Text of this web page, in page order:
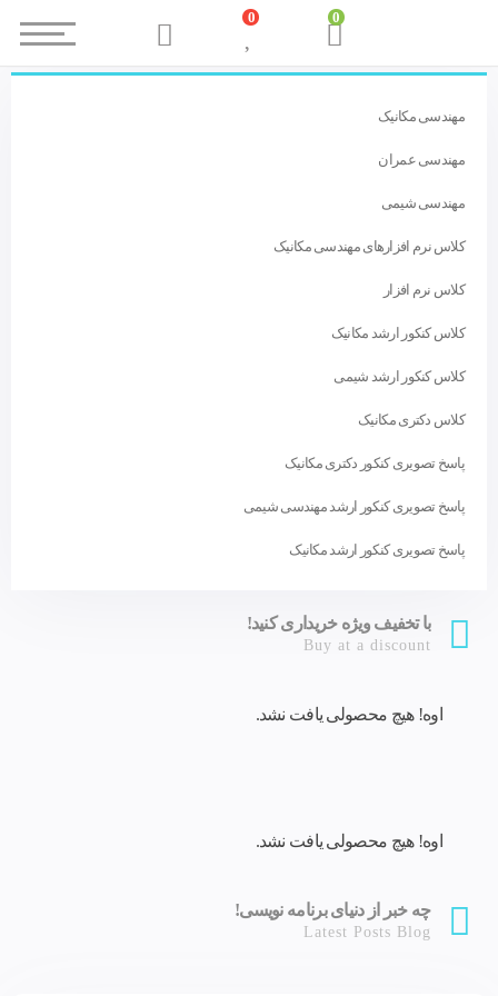
مهندسی مکانیک
مهندسی عمران
مهندسی شیمی
کلاس نرم افزارهای مهندسی مکانیک
کلاس نرم افزار
کلاس کنکور ارشد مکانیک
کلاس کنکور ارشد شیمی
کلاس دکتری مکانیک
پاسخ تصویری کنکور دکتری مکانیک
پاسخ تصویری کنکور ارشد مهندسی شیمی
پاسخ تصویری کنکور ارشد مکانیک
با تخفیف ویژه خریداری کنید!
Buy at a discount
اوه! هیچ محصولی یافت نشد.
اوه! هیچ محصولی یافت نشد.
چه خبر از دنیای برنامه نویسی!
Latest Posts Blog
0
0